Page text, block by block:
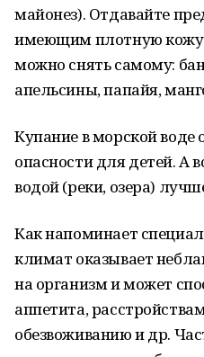
майонез). Отдавайте
имеющим плотную
можно снять самому:
апельсины, папайя,
Купание в морской воде
опасности для детей. А
водой (реки, озера)
Как напоминает
климат оказывает
на организм и может
аппетита,
обезвоживанию и др.